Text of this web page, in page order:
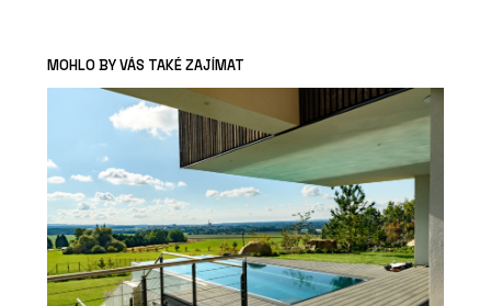
MOHLO BY VÁS TAKÉ ZAJÍMAT